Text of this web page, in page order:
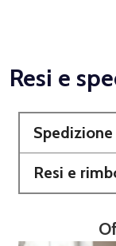
Resi e
Spedizione
Resi e